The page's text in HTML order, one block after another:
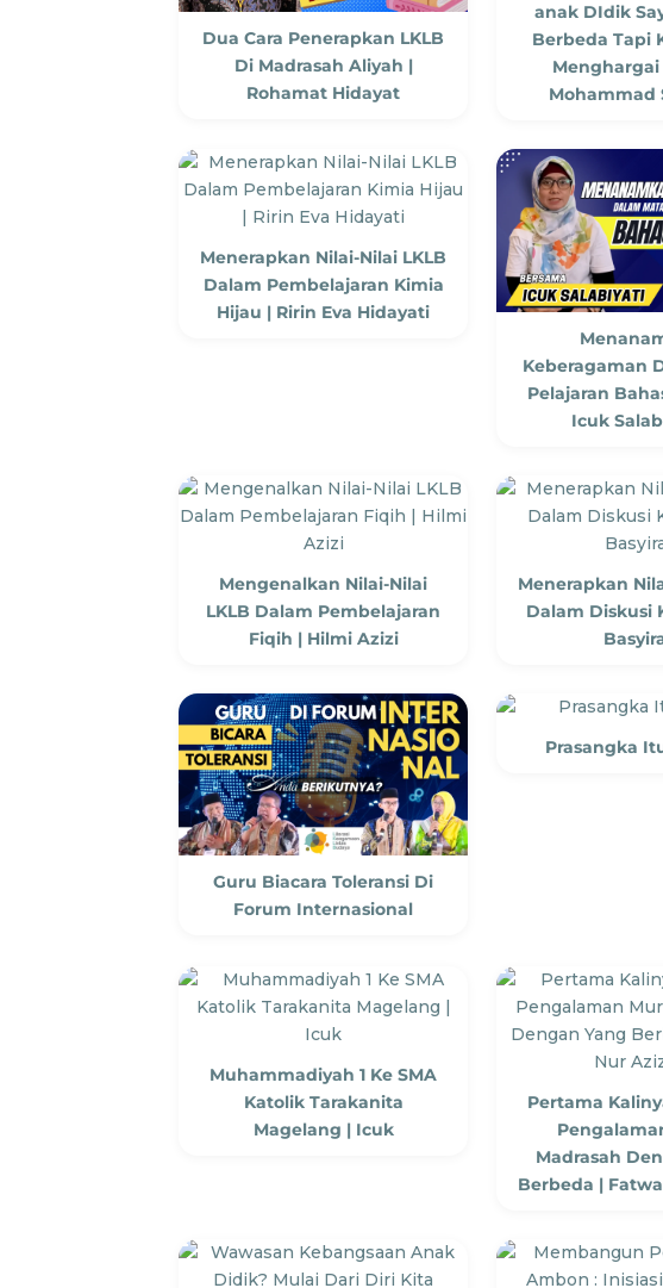
Dua Cara Penerapkan LKLB
Di Madrasah Aliyah |
Rohamat Hidayat
anak DIdik
Berbeda Tapi
Menghargai
Mohammad
Menerapkan Nilai-Nilai LKLB
Dalam Pembelajaran Kimia
Hijau | Ririn Eva Hidayati
Keberagaman
Pelajaran
Icuk
Mengenalkan Nilai-Nilai
LKLB Dalam Pembelajaran
Fiqih | Hilmi Azizi
Menerapkan
Dalam Diskusi
Guru Biacara Toleransi Di
Forum Internasional
Prasangka
Muhammadiyah 1 Ke SMA
Katolik Tarakanita
Magelang | Icuk
Pertama
Madrasah
Berbeda |